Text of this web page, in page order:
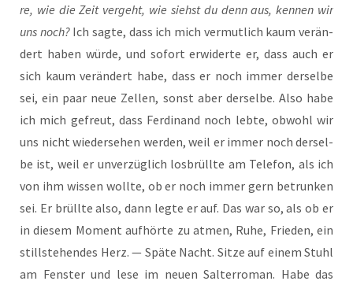
re, wie die Zeit ver­geht, wie siehst du denn aus, ken­nen wir
uns noch?Ich sag­te, dass ich mich ver­mut­lich kaum ver­än­
dert haben wür­de, und sofort erwi­der­te er, dass auch er
sich kaum ver­än­dert habe, dass er noch immer der­sel­be
sei, ein paar neue Zel­len, sonst aber der­sel­be. Also habe
ich mich gefreut, dass Fer­di­nand noch leb­te, obwohl wir
uns nicht wie­der­se­hen wer­den, weil er immer noch der­sel­
be ist, weil er unver­züg­lich los­brüll­te am Tele­fon, als ich
von ihm wis­sen woll­te, ob er noch immer gern betrun­ken
sei. Er brüll­te also, dann leg­te er auf. Das war so, als ob er
in die­sem Moment auf­hör­te zu atmen, Ruhe, Frie­den, ein
still­ste­hen­des Herz. — Spä­te Nacht. Sit­ze auf einem Stuhl
am Fens­ter und lese im neu­en Sal­ter­ro­man. Habe das